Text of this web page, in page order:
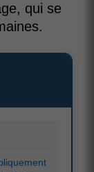
qui se